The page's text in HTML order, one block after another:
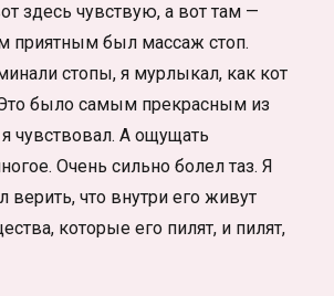
здесь чувствую, а вот там —
приятным был массаж стоп.
стопы, я мурлыкал, как кот
было самым прекрасным из
я чувствовал. А ощущать
Очень сильно болел таз. Я
верить, что внутри его живут
которые его пилят, и пилят,